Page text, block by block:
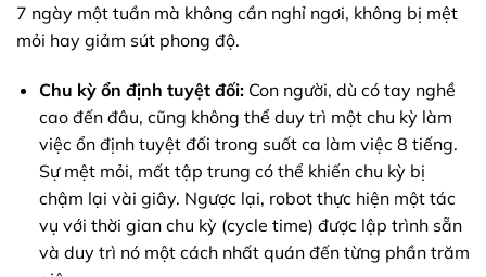
7 ngày một tuần mà không cần nghỉ ngơi, không bị mệt
mỏi hay giảm sút phong độ.
Chu kỳ ổn định tuyệt đối:Con người, dù có tay nghề
cao đến đâu, cũng không thể duy trì một chu kỳ làm
việc ổn định tuyệt đối trong suốt ca làm việc 8 tiếng.
Sự mệt mỏi, mất tập trung có thể khiến chu kỳ bị
chậm lại vài giây. Ngược lại, robot thực hiện một tác
vụ với thời gian chu kỳ (cycle time) được lập trình sẵn
và duy trì nó một cách nhất quán đến từng phần trăm